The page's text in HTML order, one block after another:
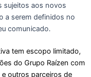
sujeitos aos novos
a serem definidos no
comunicado.
tem escopo limitado,
do Grupo Raízen com
outros parceiros de